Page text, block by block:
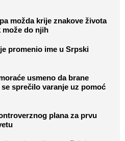
možda krije znakove života
može do njih
promenio ime u Srpski
usmeno da brane
sprečilo varanje uz pomoć
plana za prvu